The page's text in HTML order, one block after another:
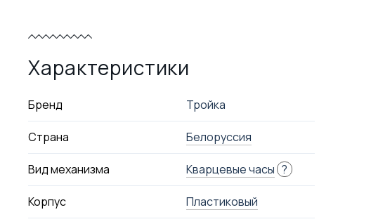
Характеристики
Бренд Тройка
Страна Белоруссия
Вид механизма Кварцевые часы ?
Корпус Пластиковый